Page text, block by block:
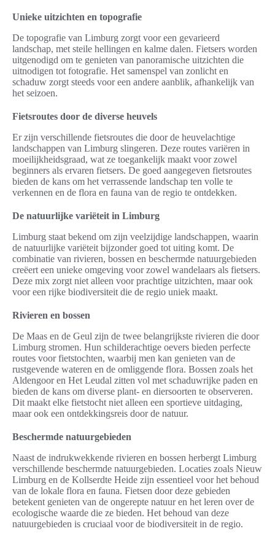
Unieke uitzichten en topografie
De topografie van Limburg zorgt voor een gevarieerd
landschap, met steile hellingen en kalme dalen. Fietsers worden
uitgenodigd om te genieten van panoramische uitzichten die
uitnodigen tot fotografie. Het samenspel van zonlicht en
schaduw zorgt steeds voor een andere aanblik, afhankelijk van
het seizoen.
Fietsroutes door de diverse heuvels
Er zijn verschillende fietsroutes die door de heuvelachtige
landschappen van Limburg slingeren. Deze routes variëren in
moeilijkheidsgraad, wat ze toegankelijk maakt voor zowel
beginners als ervaren fietsers. De goed aangegeven fietsroutes
bieden de kans om het verrassende landschap ten volle te
verkennen en de flora en fauna van de regio te ontdekken.
De natuurlijke variëteit in Limburg
Limburg staat bekend om zijn veelzijdige landschappen, waarin
de natuurlijke variëteit bijzonder goed tot uiting komt. De
combinatie van rivieren, bossen en beschermde natuurgebieden
creëert een unieke omgeving voor zowel wandelaars als fietsers.
Deze mix zorgt niet alleen voor prachtige uitzichten, maar ook
voor een rijke biodiversiteit die de regio uniek maakt.
Rivieren en bossen
De Maas en de Geul zijn de twee belangrijkste rivieren die door
Limburg stromen. Hun schilderachtige oevers bieden perfecte
routes voor fietstochten, waarbij men kan genieten van de
rustgevende wateren en de omliggende flora. Bossen zoals het
Aldengoor en Het Leudal zitten vol met schaduwrijke paden en
bieden de kans om diverse plant- en diersoorten te observeren.
Dit maakt elke fietstocht niet alleen een sportieve uitdaging,
maar ook een ontdekkingsreis door de natuur.
Beschermde natuurgebieden
Naast de indrukwekkende rivieren en bossen herbergt Limburg
verschillende beschermde natuurgebieden. Locaties zoals Nieuw
Limburg en de Kollserdte Heide zijn essentieel voor het behoud
van de lokale flora en fauna. Fietsen door deze gebieden
betekent genieten van de ongerepte natuur en het leren over de
ecologische waarde die ze bieden. Het behoud van deze
natuurgebieden is cruciaal voor de biodiversiteit in de regio.